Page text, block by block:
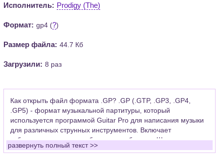
Исполнитель: Prodigy (The)
Формат: gp4 (?)
Размер файла: 44.7 Кб
Загрузили: 8 раз
Как открыть файл формата .GP? .GP (.GTP, .GP3, .GP4,
.GP5) - формат музыкальной партитуры, который
используется программой Guitar Pro для написания музыки
для различных струнных инструментов. Включает
табулатуры для гитары, бас-гитары, банджо. Широко
применяется для создания партитур, которые затем
развернуть полный текст >>